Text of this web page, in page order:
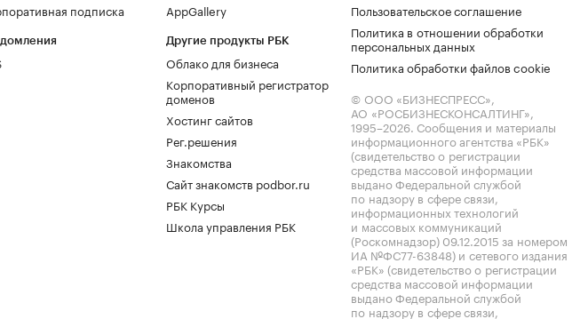
подписка
AppGallery
Другие продукты РБК
Облако для бизнеса
Корпоративный регистратор
доменов
Хостинг сайтов
Рег.решения
Знакомства
Сайт знакомств podbor.ru
РБК Курсы
Школа управления РБК
Пользовательское соглашение
Политика в отношении обработки
персональных данных
Политика обработки файлов cookie
© ООО «БИЗНЕСПРЕСС»,
АО «РОСБИЗНЕСКОНСАЛТИНГ»,
1995–2026. Сообщения и материалы
информационного агентства «РБК»
(свидетельство о регистрации
средства массовой информации
выдано Федеральной службой
по надзору в сфере связи,
информационных технологий
и массовых коммуникаций
(Роскомнадзор) 09.12.2015 за номером
ИА №ФС77-63848) и сетевого издания
«РБК» (свидетельство о регистрации
средства массовой информации
выдано Федеральной службой
по надзору в сфере связи,